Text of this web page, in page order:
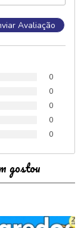
0
0
0
0
0
gostou